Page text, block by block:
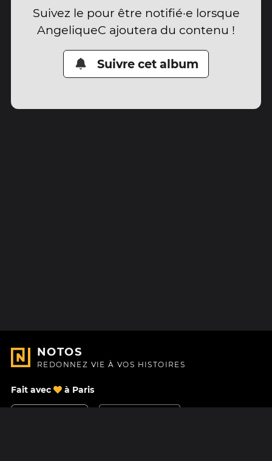
Suivez le pour être notifié·e lorsque
AngeliqueC ajoutera du contenu !
Suivre cet album
NOTOS
REDONNEZ VIE À VOS HISTOIRES
Fait avec à Paris